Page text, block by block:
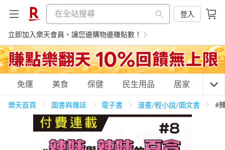
登入
立即加入樂天會員，讓您邊購物邊賺點數！
購物網分類
天天免運 美食蛋糕 民生用品
免運 美食 保健 民生用品 居家 3C
樂天首頁 圖書與雜誌 電子書 漫畫/輕小說/圖文書 #